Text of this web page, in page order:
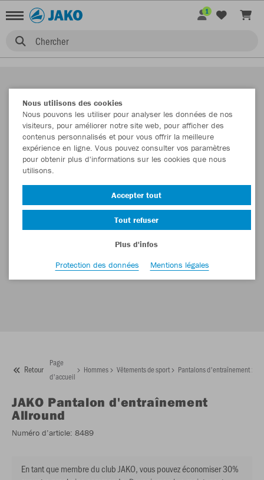
Chercher
1
Retour
Page
d'accueil
Hommes Vêtements de sport Pantalons d'entraînement
JAKO Pantalon d'entraînement
Allround
Numéro d’article: 8489
En tant que membre du club JAKO, vous pouvez économiser 30%
Nous utilisons des cookies
Nous pouvons les utiliser pour analyser les données de nos
visiteurs, pour améliorer notre site web, pour afficher des
contenus personnalisés et pour vous offrir la meilleure
expérience en ligne. Vous pouvez consulter vos paramètres
pour obtenir plus d'informations sur les cookies que nous
utilisons.
Accepter tout
Tout refuser
Plus d'infos
Protection des données
Mentions légales